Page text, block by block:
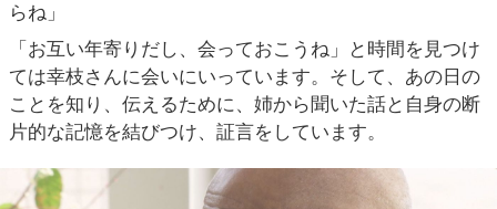
らね」
「お互い年寄りだし、会っておこうね」と時間を見つけ
ては幸枝さんに会いにいっています。そして、あの日の
ことを知り、伝えるために、姉から聞いた話と自身の断
片的な記憶を結びつけ、証言をしています。